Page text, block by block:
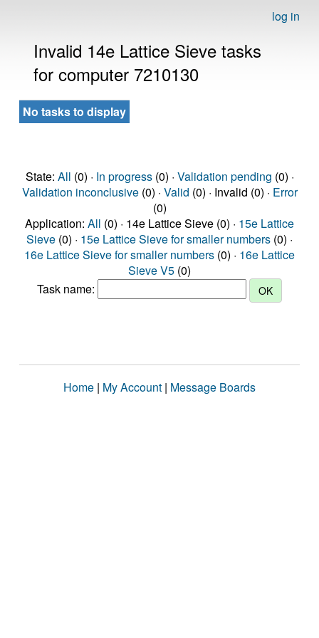
log in
Invalid 14e Lattice Sieve tasks
for computer 7210130
No tasks to display
State: All (0) · In progress(0) · Validation pending (0) ·
Validation inconclusive(0) · Valid (0) · Invalid (0) · Error
(0)
Application: All (0) · 14e Lattice Sieve (0) · 15e Lattice
Sieve (0) · 15e Lattice Sieve for smaller numbers (0) ·
16e Lattice Sieve for smaller numbers (0) · 16e Lattice
Sieve V5 (0)
Task name:
Home | My Account | Message Boards